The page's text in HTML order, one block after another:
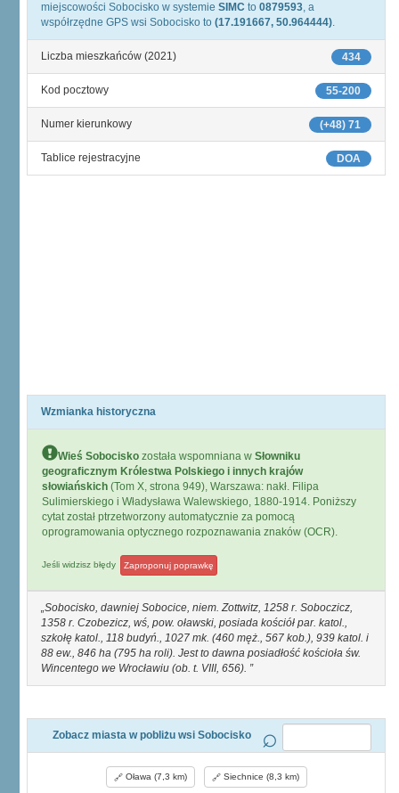
miejscowości Sobocisko w systemie SIMC to 0879593, a
współrzędne GPS wsi Sobocisko to (17.191667, 50.964444).
434
Liczba mieszkańców (2021)
55-200
Kod pocztowy
(+48) 71
Numer kierunkowy
DOA
Tablice rejestracyjne
Wzmianka historyczna
Wieś Sobocisko została wspomniana w Słowniku
geograficznym Królestwa Polskiego i innych krajów
słowiańskich (Tom X, strona 949), Warszawa: nakł. Filipa
Sulimierskiego i Władysława Walewskiego, 1880-1914. Poniższy
cytat został ptrzetworzony automatycznie za pomocą
oprogramowania optycznego rozpoznawania znaków (OCR).
Jeśli widzisz błędy Zaproponuj poprawkę
Sobocisko, dawniej Sobocice, niem. Zottwitz, 1258 r. Soboczicz,
1358 r. Czobezicz, wś, pow. oławski, posiada kościół par. katol.,
szkołę katol., 118 budyń., 1027 mk. (460 męż., 567 kob.), 939 katol. i
88 ew., 846 ha (795 ha roli). Jest to dawna posiadłość kościoła św.
Wincentego we Wrocławiu (ob. t. VIII, 656).
Zobacz miasta w pobliżu wsi Sobocisko
Oława (7,3 km) Siechnice (8,3 km)